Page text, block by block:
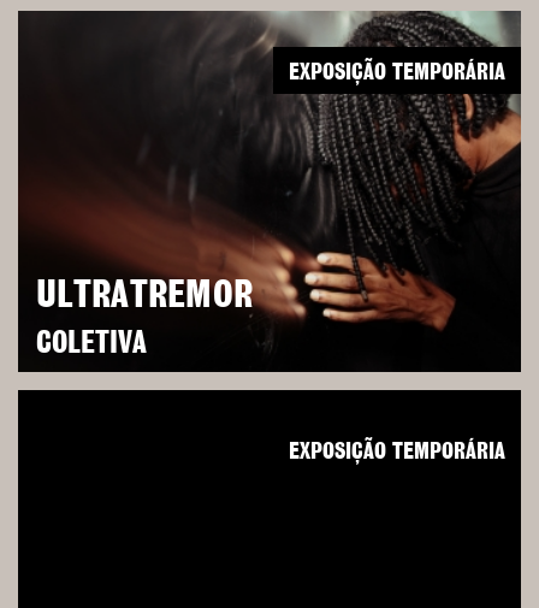
ULTRATREMOR
COLETIVA
EXPOSIÇÃO TEMPORÁRIA
EXPOSIÇÃO TEMPORÁRIA